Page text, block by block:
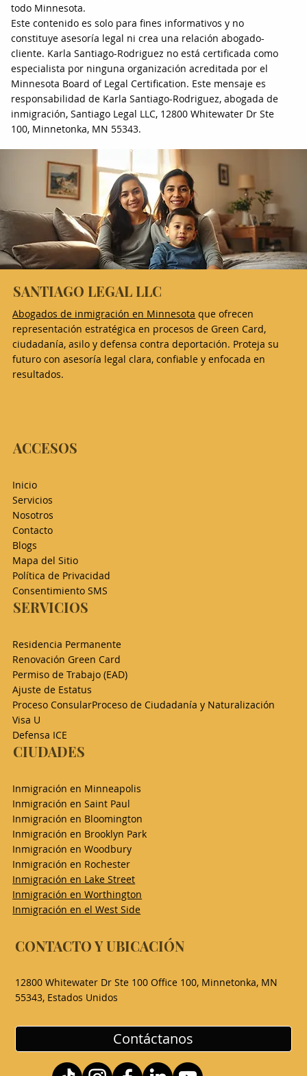
todo Minnesota.
Este contenido es solo para fines informativos y no
constituye asesoría legal ni crea una relación abogado-
cliente. Karla Santiago-Rodriguez no está certificada como
especialista por ninguna organización acreditada por el
Minnesota Board of Legal Certification. Este mensaje es
responsabilidad de Karla Santiago-Rodriguez, abogada de
inmigración, Santiago Legal LLC, 12800 Whitewater Dr Ste
100, Minnetonka, MN 55343.
CONTACTO Y UBICACIÓN
12800 Whitewater Dr Ste 100 Office 100, Minnetonka, MN
55343, Estados Unidos
Contáctanos
SANTIAGO LEGAL LLC
Abogados de inmigración en Minnesota que ofrecen
representación estratégica en procesos de Green Card,
ciudadanía, asilo y defensa contra deportación. Proteja su
futuro con asesoría legal clara, confiable y enfocada en
resultados.
ACCESOS
Inicio
Servicios
Nosotros
Contacto
Blogs
Mapa del Sitio
Política de Privacidad
Consentimiento SMS
SERVICIOS
Residencia Permanente
Renovación Green Card
Permiso de Trabajo (EAD)​
Ajuste de Estatus
Proceso ConsularProceso de Ciudadanía y Naturalización
Visa U
Defensa ICE
CIUDADES
Inmigración en Minneapolis
Inmigración en Saint Paul
Inmigración en Bloomington
Inmigración en Brooklyn Park
Inmigración en Woodbury
Inmigración en Rochester
Inmigración en Lake Street
Inmigración en Worthington
Inmigración en el West Side